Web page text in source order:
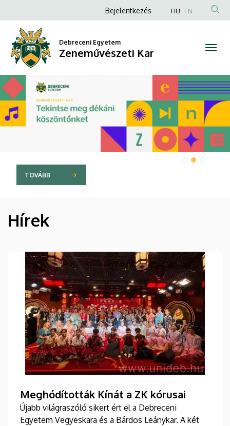
Zeneművészeti
Kar
Anonim
fiók
menüje
Bejelentkezés HU EN
Debreceni Egyetem
Zeneművészeti Kar
DIAVETÍTÉS
TOVÁBB
HÍREK
Hírek
Meghódították Kínát a ZK kórusai
Újabb világraszóló sikert ért el a Debreceni
Egyetem Vegyeskara és a Bárdos Leánykar. A két